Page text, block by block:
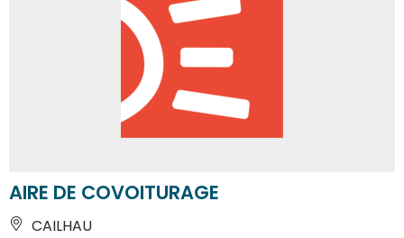
AIRE DE COVOITURAGE
CAILHAU